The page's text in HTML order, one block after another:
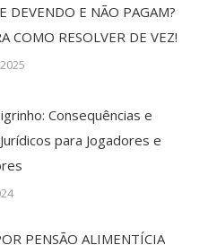
DEVENDO E NÃO PAGAM?
COMO RESOLVER DE VEZ!
Consequências e
para Jogadores e
PENSÃO ALIMENTÍCIA